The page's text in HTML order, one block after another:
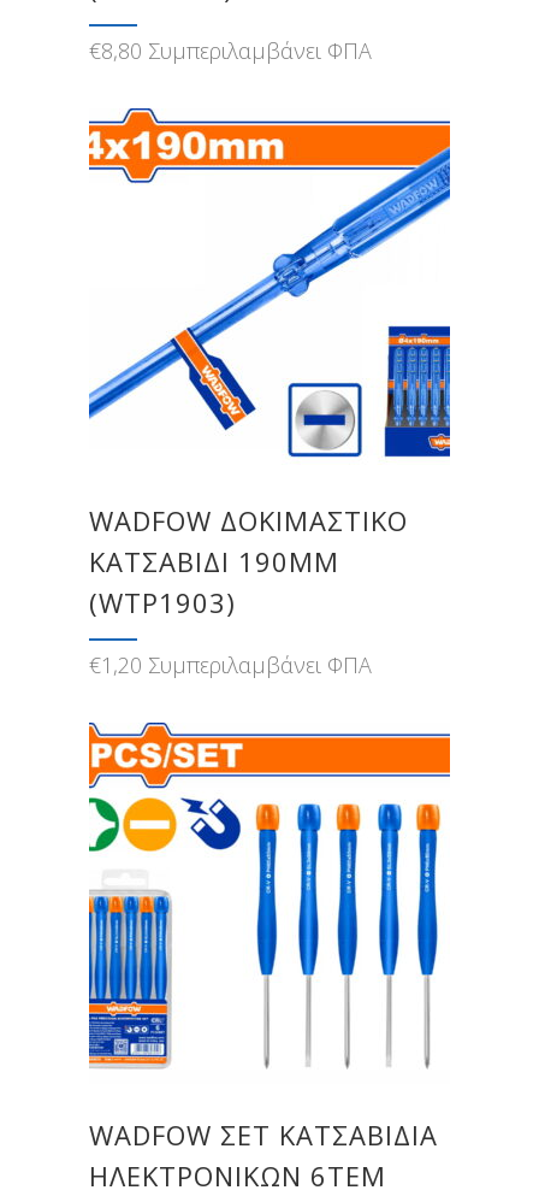
€8,80 Συμπεριλαμβάνει ΦΠΑ
WADFOW ΔΟΚΙΜΑΣΤΙΚΟ
ΚΑΤΣΑΒΙΔΙ 190MM
(WTP1903)
€1,20 Συμπεριλαμβάνει ΦΠΑ
WADFOW ΣΕΤ ΚΑΤΣΑΒΙΔΙΑ
ΗΛΕΚΤΡΟΝΙΚΩΝ 6ΤΕΜ